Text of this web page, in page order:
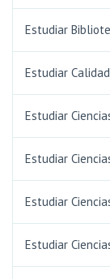
Estudiar
Estudiar
Estudiar
Estudiar
Estudiar
Estudiar